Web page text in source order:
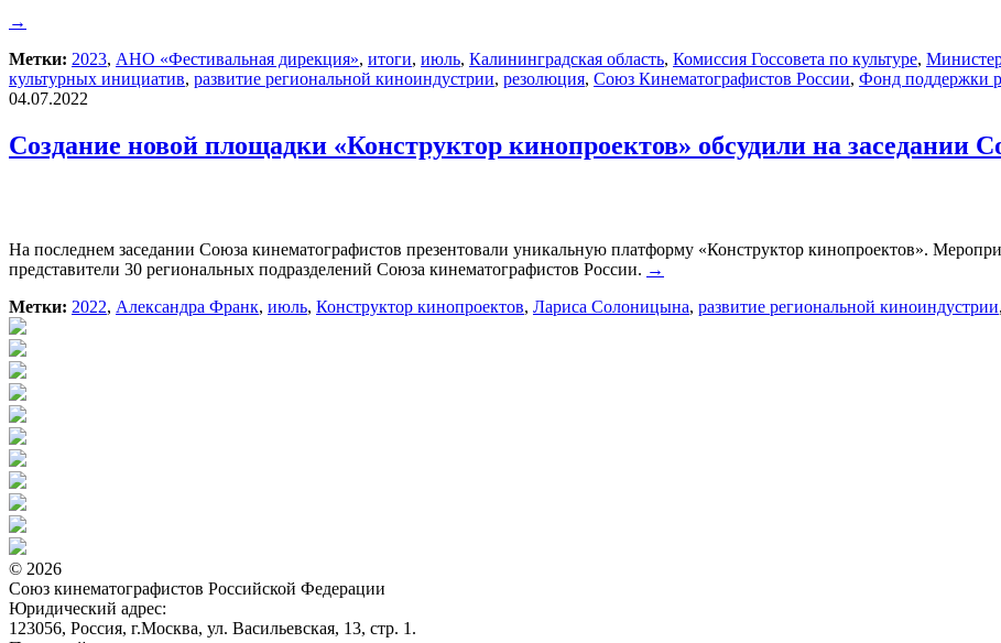
→
Метки: 2023, АНО «Фестивальная дирекция», итоги, июль, Калининградская область, Комиссия Госсовета по культуре,
культурных инициатив, развитие региональной киноиндустрии, резолюция, Союз Кинематографистов России, Фонд поддержки
04.07.2022
Создание новой площадки «Конструктор кинопроектов» обсудили на заседании
На последнем заседании Союза кинематографистов презентовали уникальную платформу «Конструктор кинопроектов».
представители 30 региональных подразделений Союза кинематографистов России. →
Метки: 2022, Александра Франк, июль, Конструктор кинопроектов, Лариса Солоницына, развитие региональной киноиндустрии,
© 2026
Союз кинематографистов Российской Федерации
Юридический адрес:
123056, Россия, г.Москва, ул. Васильевская, 13, стр. 1.